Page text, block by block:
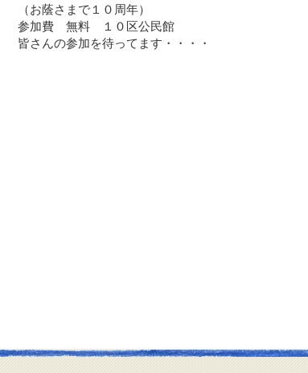
（お蔭さまで１０周年）
参加費 無料 １０区公民館
皆さんの参加を待ってます・・・・